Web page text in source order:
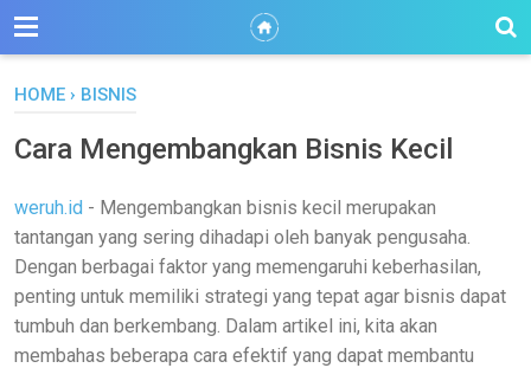
HOME › BISNIS
Cara Mengembangkan Bisnis Kecil
weruh.id - Mengembangkan bisnis kecil merupakan
tantangan yang sering dihadapi oleh banyak pengusaha.
Dengan berbagai faktor yang memengaruhi keberhasilan,
penting untuk memiliki strategi yang tepat agar bisnis dapat
tumbuh dan berkembang. Dalam artikel ini, kita akan
membahas beberapa cara efektif yang dapat membantu